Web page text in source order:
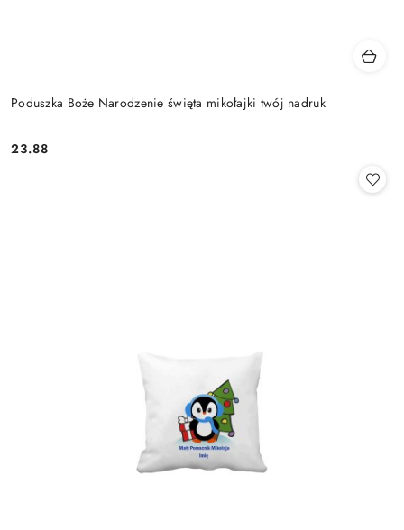
Poduszka Boże Narodzenie święta mikołajki twój nadruk
Cena:
23.88